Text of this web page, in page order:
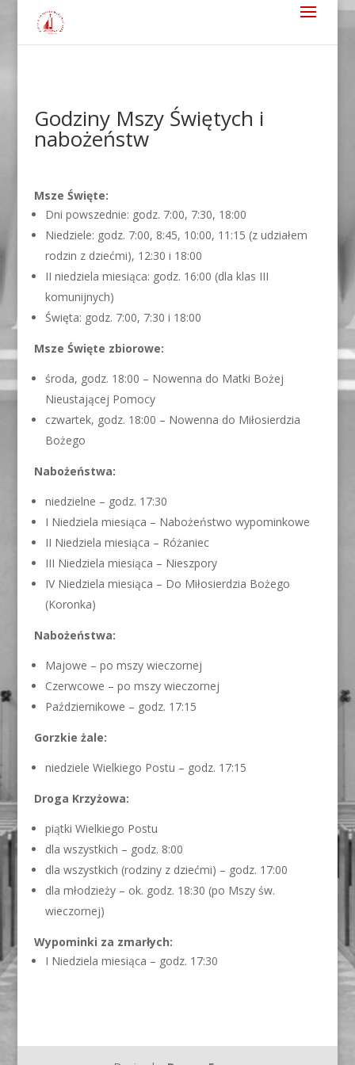
Godziny Mszy Świętych i
nabożeństw
Msze Święte:
Dni powszednie: godz. 7:00, 7:30, 18:00
Niedziele: godz. 7:00, 8:45, 10:00, 11:15 (z udziałem
rodzin z dziećmi), 12:30 i 18:00
II niedziela miesiąca: godz. 16:00 (dla klas III
komunijnych)
Święta: godz. 7:00, 7:30 i 18:00
Msze Święte zbiorowe:
środa, godz. 18:00 – Nowenna do Matki Bożej
Nieustającej Pomocy
czwartek, godz. 18:00 – Nowenna do Miłosierdzia
Bożego
Nabożeństwa:
niedzielne – godz. 17:30
I Niedziela miesiąca – Nabożeństwo wypominkowe
II Niedziela miesiąca – Różaniec
III Niedziela miesiąca – Nieszpory
IV Niedziela miesiąca – Do Miłosierdzia Bożego
(Koronka)
Nabożeństwa:
Majowe – po mszy wieczornej
Czerwcowe – po mszy wieczornej
Październikowe – godz. 17:15
Gorzkie żale:
niedziele Wielkiego Postu – godz. 17:15
Droga Krzyżowa:
piątki Wielkiego Postu
dla wszystkich – godz. 8:00
dla wszystkich (rodziny z dziećmi) – godz. 17:00
dla młodzieży – ok. godz. 18:30 (po Mszy św.
wieczornej)
Wypominki za zmarłych:
I Niedziela miesiąca – godz. 17:30